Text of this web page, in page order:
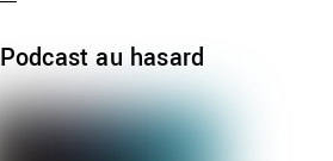
Podcast au hasard